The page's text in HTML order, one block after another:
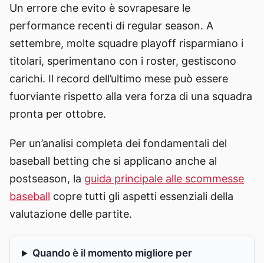
Un errore che evito è sovrapesare le
performance recenti di regular season. A
settembre, molte squadre playoff risparmiano i
titolari, sperimentano con i roster, gestiscono
carichi. Il record dell’ultimo mese può essere
fuorviante rispetto alla vera forza di una squadra
pronta per ottobre.
Per un’analisi completa dei fondamentali del
baseball betting che si applicano anche al
postseason, la guida principale alle scommesse
baseball copre tutti gli aspetti essenziali della
valutazione delle partite.
Quando è il momento migliore per